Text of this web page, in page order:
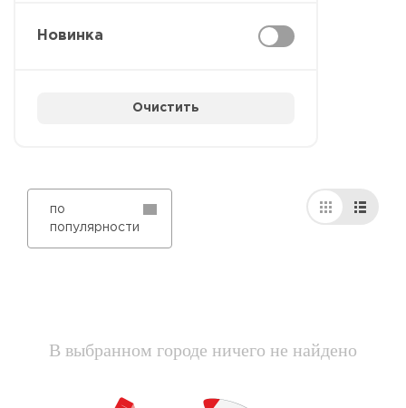
Новинка
Очистить
по
популярности
В выбранном городе ничего не найдено